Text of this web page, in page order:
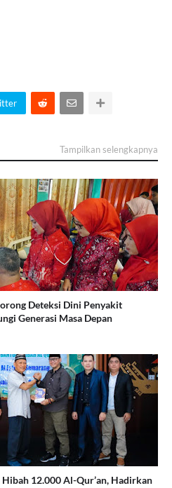
Tampilkan selengkapnya
Deteksi Dini Penyakit
Generasi Masa Depan
12.000 Al-Qur’an, Hadirkan